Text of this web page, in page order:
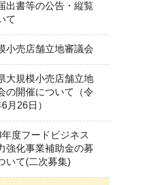
出書等の公告・縦覧
て
小売店舗立地審議会
大規模小売店舗立地
の開催について（令
月26日）
度フードビジネス
強化事業補助金の募
いて(二次募集)